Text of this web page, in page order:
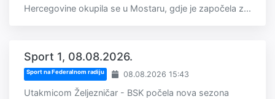
Hercegovine okupila se u Mostaru, gdje je započela z...
Sport 1, 08.08.2026.
Sport na Federalnom radiju 08.08.2026 15:43
Utakmicom Željezničar - BSK počela nova sezona